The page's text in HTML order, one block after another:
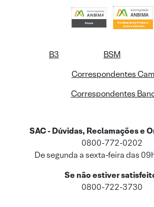
B3 BSM
Correspondentes
Correspondentes
SAC - Dúvidas, Reclamações e
0800-772-0202
De segunda a sexta-feira das
Se não estiver
0800-722-3730